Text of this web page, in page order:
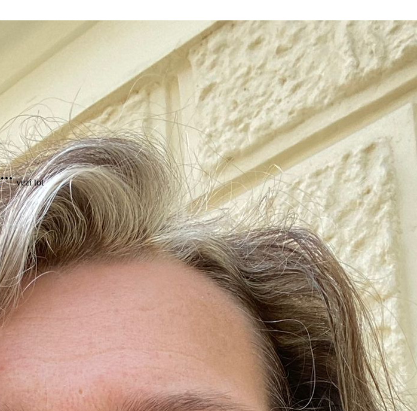
vezi tot